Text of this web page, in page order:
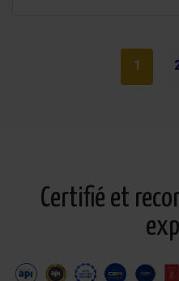
1
Certifié et